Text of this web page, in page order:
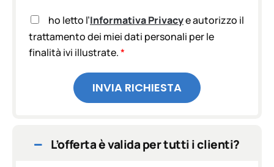
A
c
e
ho letto l’Informativa Privacye autorizzo il
trattamento dei miei dati personali per le
finalità ivi illustrate.*
INVIA RICHIESTA
L’offerta è valida per tutti i clienti?